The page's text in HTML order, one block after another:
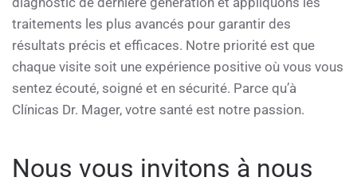
traitements les plus avancés pour garantir des
résultats précis et efficaces. Notre priorité est que
chaque visite soit une expérience positive où vous vous
sentez écouté, soigné et en sécurité. Parce qu’à
Clínicas Dr. Mager, votre santé est notre passion.
Nous vous invitons à nous